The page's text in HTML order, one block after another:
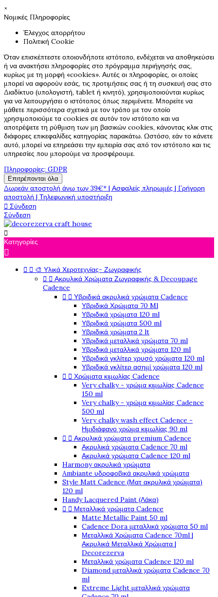
×
Νομικές Πληροφορίες
Έλεγχος απορρήτου
Πολιτική Cookie
Όταν επισκέπτεστε οποιονδήποτε ιστότοπο, ενδέχεται να αποθηκεύσει
ή να ανακτήσει πληροφορίες στο πρόγραμμα περιήγησής σας,
κυρίως με τη μορφή «cookies». Αυτές οι πληροφορίες, οι οποίες
μπορεί να αφορούν εσάς, τις προτιμήσεις σας ή τη συσκευή σας στο
Διαδίκτυο (υπολογιστή, tablet ή κινητό), χρησιμοποιούνται κυρίως
για να λειτουργήσει ο ιστότοπος όπως περιμένετε. Μπορείτε να
μάθετε περισσότερα σχετικά με τον τρόπο με τον οποίο
χρησιμοποιούμε τα cookies σε αυτόν τον ιστότοπο και να
αποτρέψετε τη ρύθμιση των μη βασικών cookies, κάνοντας κλικ στις
διάφορες επικεφαλίδες κατηγορίας παρακάτω. Ωστόσο, εάν το κάνετε
αυτό, μπορεί να επηρεάσει την εμπειρία σας από τον ιστότοπο και τις
υπηρεσίες που μπορούμε να προσφέρουμε.
Πληροφορίες: GDPR
Επιτρέπονται όλα
Δωρεάν αποστολή άνω των 39€* | Ασφαλείς πληρωμές | Γρήγορη
αποστολή | Τηλεφωνική υποστήριξη
 Σύνδεση
Σύνδεση

Κατηγορίες

  🎨 Υλικά Χεροτεχνίας- Ζωγραφικής
  Ακρυλικά Χρώματα Ζωγραφικής & Decoupage
Cadence
  Υβριδικά ακρυλικά χρώματα Cadence
Υβριδικά Χρώματα 70 Ml
Υβριδικά χρώματα 120 ml
Υβριδικά χρώματα 500 ml
Υβριδικά χρώματα 2 lt
Υβριδικά μεταλλικά χρώματα 70 ml
Υβριδικά μεταλλικά χρώματα 120 ml
Υβριδικά γκλίτερ χρυσό χρώματα 120 ml
Υβριδικά γκλίτερ ασημί χρώματα 120 ml
  Χρώματα κιμωλίας Cadence
Very chalky - χρώμα κιμωλίας Cadence
150 ml
Very chalky - χρώμα κιμωλίας Cadence
500 ml
Very chalky wash effect Cadence -
Ημιδιάφανο χρώμα κιμωλίας 90 ml
  Ακρυλικά χρώματα premium Cadence
Ακρυλικά χρώματα Cadence 70 ml
Ακρυλικά χρώματα Cadence 120 ml
Harmony ακρυλικά χρώματα
Ambiante υδροφοβικά ακρυλικά χρώματα
Style Matt Cadence (Ματ ακρυλικά χρώματα)
120 ml
Handy Lacquered Paint (Λάκα)
  Μεταλλικά χρώματα Cadence
Matte Metallic Paint 50 ml
Cadence Dora μεταλλικά χρώματα 50 ml
Μεταλλικά Χρώματα Cadence 70ml |
Ακρυλικά Μεταλλικά Χρώματα |
Decorezerva
Μεταλλικά χρώματα Cadence 120 ml
Diamond μεταλλικά χρώματα Cadence 70
ml
Extreme Light μεταλλικά χρώματα